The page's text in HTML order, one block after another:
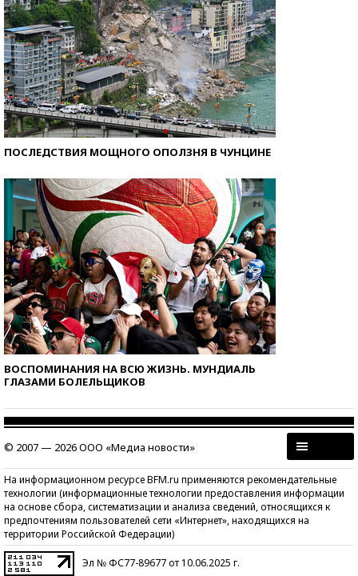
ПОСЛЕДСТВИЯ МОЩНОГО ОПОЛЗНЯ В ЧУНЦИНЕ
ВОСПОМИНАНИЯ НА ВСЮ ЖИЗНЬ. МУНДИАЛЬ
ГЛАЗАМИ БОЛЕЛЬЩИКОВ
© 2007 — 2026 ООО «Медиа новости»
На информационном ресурсе BFM.ru применяются рекомендательные
технологии (информационные технологии предоставления информации
на основе сбора, систематизации и анализа сведений, относящихся к
предпочтениям пользователей сети «Интернет», находящихся на
территории Российской Федерации)
Эл № ФС77-89677 от 10.06.2025 г.